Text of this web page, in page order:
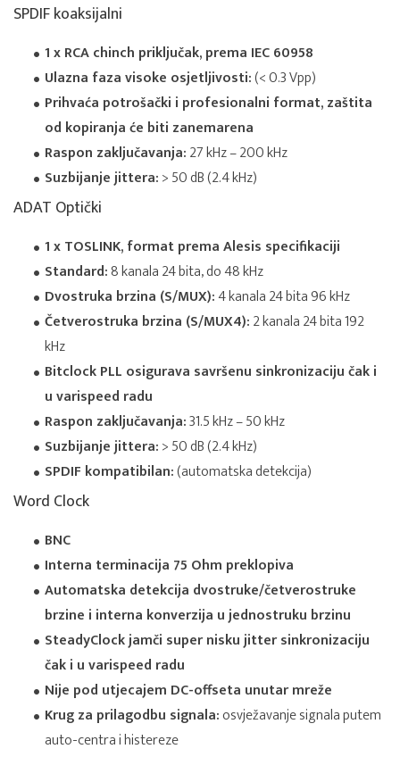
SPDIF koaksijalni
1 x RCA chinch priključak, prema IEC 60958
Ulazna faza visoke osjetljivosti:(< 0.3 Vpp)
Prihvaća potrošački i profesionalni format, zaštita
od kopiranja će biti zanemarena
Raspon zaključavanja:27 kHz – 200 kHz
Suzbijanje jittera:> 50 dB (2.4 kHz)
ADAT Optički
1 x TOSLINK, format prema Alesis specifikaciji
Standard:8 kanala 24 bita, do 48 kHz
Dvostruka brzina (S/MUX):4 kanala 24 bita 96 kHz
Četverostruka brzina (S/MUX4):2 kanala 24 bita 192
kHz
Bitclock PLL osigurava savršenu sinkronizaciju čak i
u varispeed radu
Raspon zaključavanja:31.5 kHz – 50 kHz
Suzbijanje jittera:> 50 dB (2.4 kHz)
SPDIF kompatibilan:(automatska detekcija)
Word Clock
BNC
Interna terminacija 75 Ohm preklopiva
Automatska detekcija dvostruke/četverostruke
brzine i interna konverzija u jednostruku brzinu
SteadyClock jamči super nisku jitter sinkronizaciju
čak i u varispeed radu
Nije pod utjecajem DC-offseta unutar mreže
Krug za prilagodbu signala:osvježavanje signala putem
auto-centra i histereze